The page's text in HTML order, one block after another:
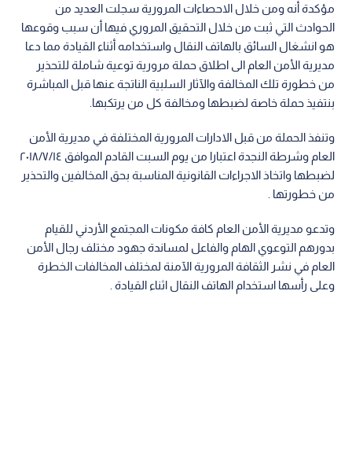
مؤكدة أنه ومن خلال الاحصاءات المرورية سجلت العديد من
الحوادث التي ثبت من خلال التحقيق المروري فيها أن سبب وقوعها
هو انشغال السائق بالهاتف النقال واستخدامه أثناء القيادة مما دعا
مديرية الأمن العام الى اطلاق حملة مرورية توعية شاملة للتحذير
من خطورة تلك المخالفة والآثار السلبية الناتجة عنها قبل المباشرة
بنتفيذ حملة خاصة لضبطها ومخالفة كل من يرتكبها.
وتنفذ الحملة من قبل الادارات المرورية المختلفة في مديرية الأمن
العام وشرطة النجدة اعتبارا من يوم السبت القادم الموافق ٢٠١٨/٧/١٤
لضبطها واتخاذ الاجراءات القانونية المناسبة بحق المخالفين والتحذير
من خطورتها .
وتدعو مديرية الأمن العام كافة مكونات المجتمع الأردني للقيام
بدورهم التوعوي الهام والفاعل لمساندة جهود مختلف رجال الأمن
العام في نشر الثقافة المرورية الآمنة لمختلف المخالفات الخطرة
وعلى رأسها استخدام الهاتف النقال اثناء القيادة .